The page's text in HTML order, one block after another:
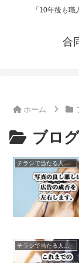
「10年後も
合
ホーム
ブログ
チラシで当たる人当たらない人